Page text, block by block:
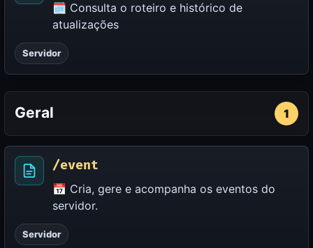
🗓️ Consulta o roteiro e histórico de
atualizações
Servidor
Geral 1
/event
📅 Cria, gere e acompanha os eventos do
servidor.
Servidor